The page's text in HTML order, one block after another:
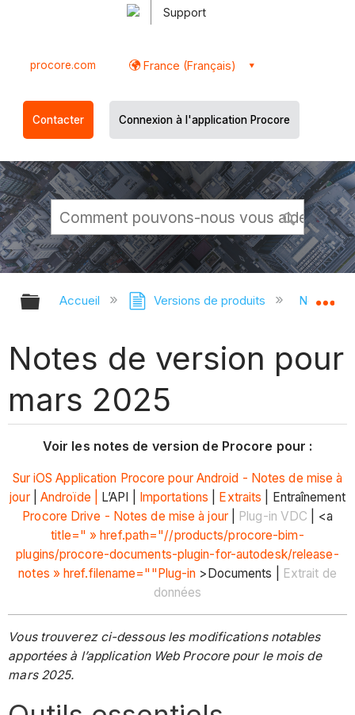
Support
procore.com France (Français)
Contacter Connexion à l'application Procore
Développer/réduire la hiérarchie
Accueil Versions de produits Notes de
Notes de version pour
mars 2025
Voir les notes de version de Procore pour :
Sur iOS Application Procore pour Android - Notes de mise à
jour| Androïde | L’API | Importations Extraits | Entraînement
Procore Drive - Notes de mise à jour| Plug-in VDC | <a
title=" » href.path="//products/procore-bim-
plugins/procore-documents-plugin-for-autodesk/release-
notes » href.filename=""Plug-in >Documents |
Extrait de
données
Vous trouverez ci-dessous les modifications notables
apportées à l’application Web Procore pour le mois de
mars 2025.